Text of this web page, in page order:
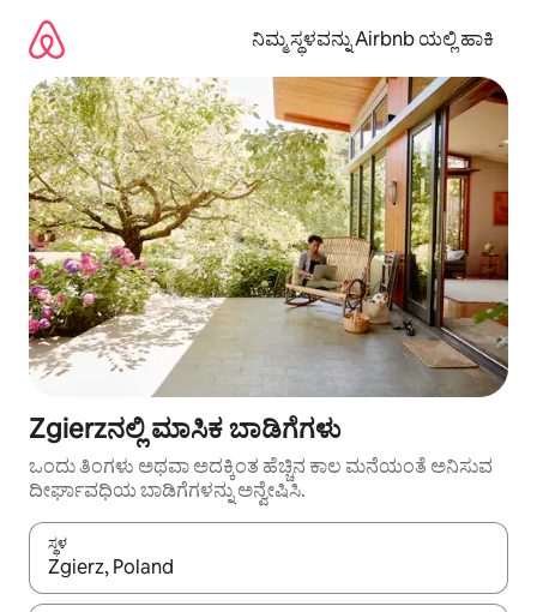
ಹೋಗಿ
ನಿಮ್ಮ ಸ್ಥಳವನ್ನು Airbnb ಯಲ್ಲಿ ಹಾಕಿ
Zgierzನಲ್ಲಿ ಮಾಸಿಕ ಬಾಡಿಗೆಗಳು
ಒಂದು ತಿಂಗಳು ಅಥವಾ ಅದಕ್ಕಿಂತ ಹೆಚ್ಚಿನ ಕಾಲ ಮನೆಯಂತೆ ಅನಿಸುವ
ದೀರ್ಘಾವಧಿಯ ಬಾಡಿಗೆಗಳನ್ನು ಅನ್ವೇಷಿಸಿ.
ಸ್ಥಳ
ಫಲಿತಾಂಶಗಳು ಲಭ್ಯವಿರುವಾಗ, ಅಪ್ ಮತ್ತು ಡೌನ್ ಬಾಣದ ಕೀಲಿಗಳೊಂದಿಗೆ